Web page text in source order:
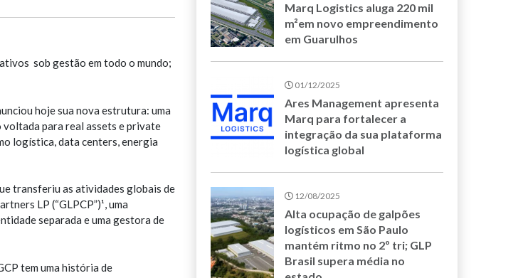
sob gestão em todo o mundo;
hoje sua nova estrutura: uma
para real assets e private
logística, data centers, energia
transferiu as atividades globais de
LP (“GLPCP”)¹, uma
separada e uma gestora de
tem uma história de
Marq Logistics aluga 220 mil
m²em novo empreendimento
em Guarulhos
01/12/2025
Ares Management apresenta
Marq para fortalecer a
integração da sua plataforma
logística global
12/08/2025
Alta ocupação de galpões
logísticos em São Paulo
mantém ritmo no 2º tri; GLP
Brasil supera média no